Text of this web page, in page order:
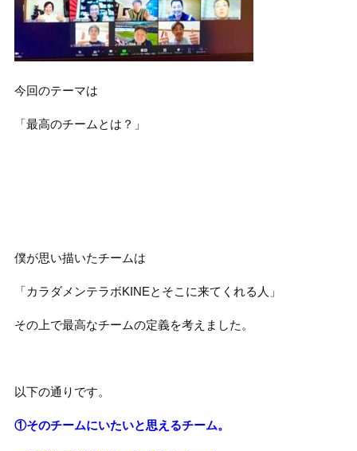
今回のテーマは
「最高のチームとは？」
僕が思い描いたチームは
「カラダメンテラボKINEとそこに来てくれる人」
その上で最高なチームの定義を考えました。
以下の通りです。
①そのチームにいたいと思えるチーム。